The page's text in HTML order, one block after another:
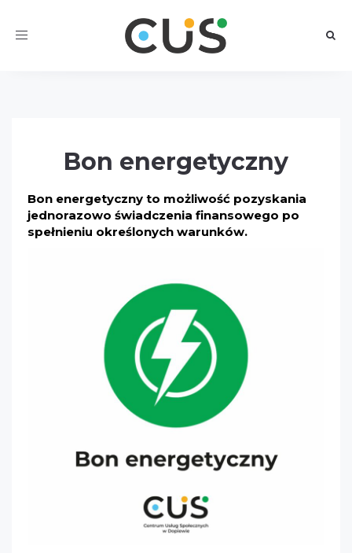
Toggle
Bon energetyczny
Bon energetyczny to możliwość pozyskania
jednorazowo świadczenia finansowego po
spełnieniu określonych warunków.